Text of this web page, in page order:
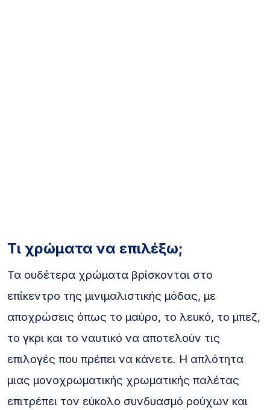
Τι χρώματα να επιλέξω;
Τα ουδέτερα χρώματα βρίσκονται στο
επίκεντρο της μινιμαλιστικής μόδας, με
αποχρώσεις όπως το μαύρο, το λευκό, το μπεζ,
το γκρι και το ναυτικό να αποτελούν τις
επιλογές που πρέπει να κάνετε. Η απλότητα
μιας μονοχρωματικής χρωματικής παλέτας
επιτρέπει τον εύκολο συνδυασμό ρούχων και